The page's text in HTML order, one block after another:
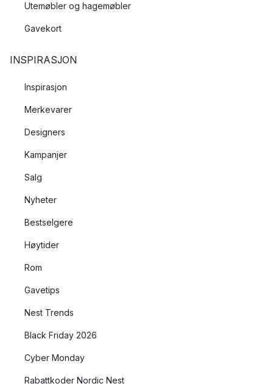
Utemøbler og hagemøbler
Gavekort
INSPIRASJON
Inspirasjon
Merkevarer
Designers
Kampanjer
Salg
Nyheter
Bestselgere
Høytider
Rom
Gavetips
Nest Trends
Black Friday 2026
Cyber Monday
Rabattkoder Nordic Nest